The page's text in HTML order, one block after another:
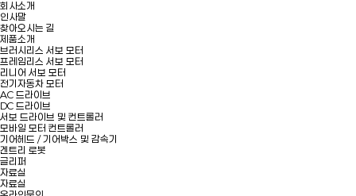
회사소개
인사말
찾아오시는 길
제품소개
브러시리스 서보 모터
프레임리스 서보 모터
리니어 서보 모터
전기자동차 모터
AC 드라이브
DC 드라이브
서보 드라이브 및 컨트롤러
모바일 모터 컨트롤러
기어헤드 / 기어박스 및 감속기
겐트리 로봇
글리퍼
자료실
자료실